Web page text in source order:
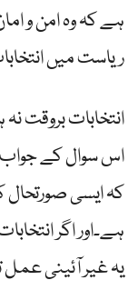
ہے کہ وہ امن و
ریاست میں
انتخابات بروقت
اس سوال کے جواب
کہ ایسی
ہے۔اور اگر
یہ غیر آئینی